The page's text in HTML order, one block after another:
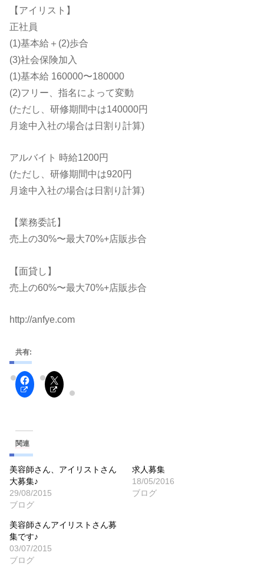
【アイリスト】
正社員
(1)基本給＋(2)歩合
(3)社会保険加入
(1)基本給 160000〜180000
(2)フリー、指名によって変動
(ただし、研修期間中は140000円
月途中入社の場合は日割り計算)
アルバイト 時給1200円
(ただし、研修期間中は920円
月途中入社の場合は日割り計算)
【業務委託】
売上の30%〜最大70%+店販歩合
【面貸し】
売上の60%〜最大70%+店販歩合
http://anfye.com
共有:
関連
美容師さん、アイリストさん
大募集♪
29/08/2015
ブログ
求人募集
18/05/2016
ブログ
美容師さんアイリストさん募
集です♪
03/07/2015
ブログ